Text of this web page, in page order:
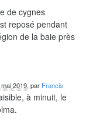
de cygnes
reposé pendant
de la baie près
mai 2019, par Francis
à minuit, le